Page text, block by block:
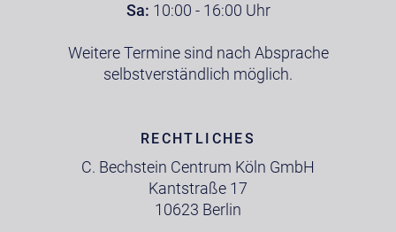
Sa: 10:00 - 16:00 Uhr
Weitere Termine sind nach Absprache
selbstverständlich möglich.
RECHTLICHES
C. Bechstein Centrum Köln GmbH
Kantstraße 17
10623 Berlin